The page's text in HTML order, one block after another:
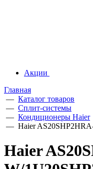
Акции
Главная
— Каталог товаров
— Сплит-системы
— Кондиционеры Haier
— Haier
Haier